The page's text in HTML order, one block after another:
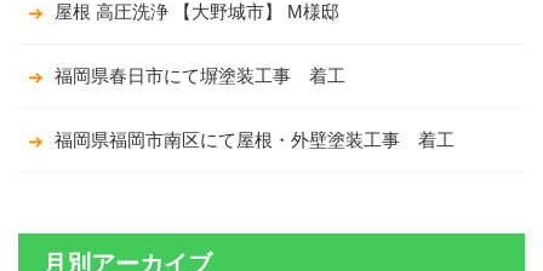
屋根 高圧洗浄 【大野城市】 M様邸
福岡県春日市にて塀塗装工事 着工
福岡県福岡市南区にて屋根・外壁塗装工事 着工
月別アーカイブ